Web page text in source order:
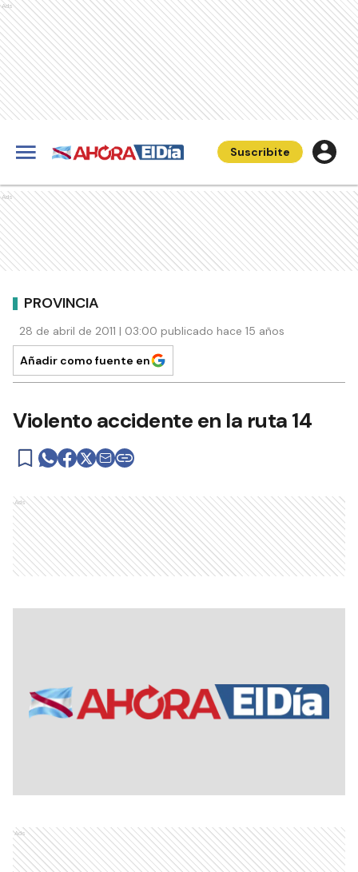
Ads
Suscribite
Ads
PROVINCIA
28 de abril de 2011 | 03:00 publicado hace 15 años
Añadir como fuente en
Violento accidente en la ruta 14
Ads
Ads